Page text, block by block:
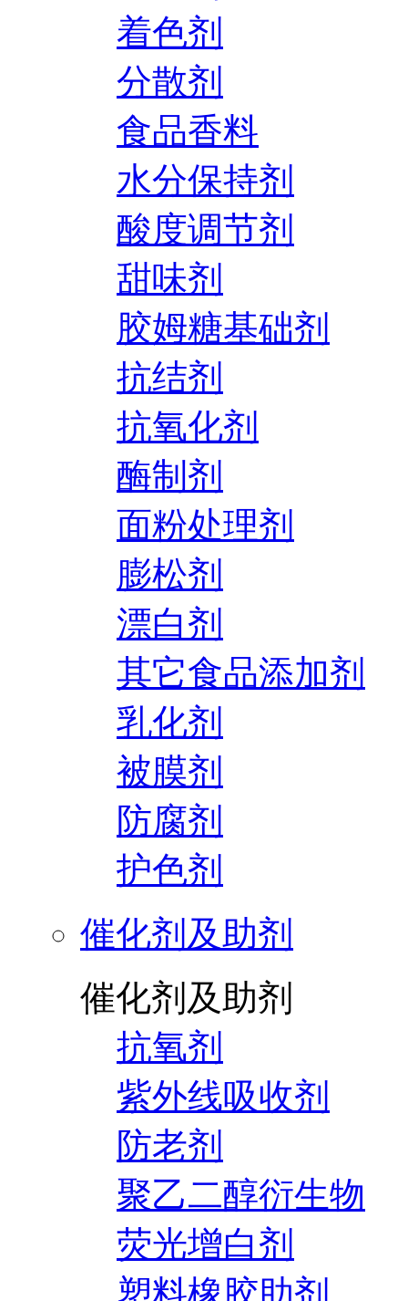
着色剂
分散剂
食品香料
水分保持剂
酸度调节剂
甜味剂
胶姆糖基础剂
抗结剂
抗氧化剂
酶制剂
面粉处理剂
膨松剂
漂白剂
其它食品添加剂
乳化剂
被膜剂
防腐剂
护色剂
催化剂及助剂
催化剂及助剂
抗氧剂
紫外线吸收剂
防老剂
聚乙二醇衍生物
荧光增白剂